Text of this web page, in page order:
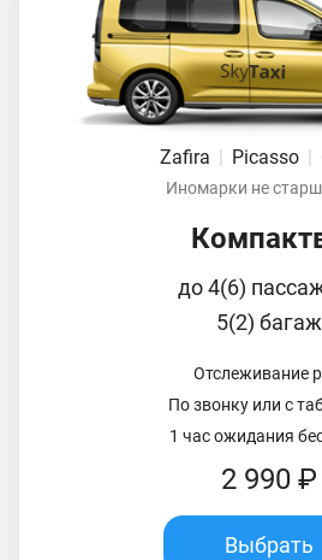
Zafira | Picasso |
Иномарки не
до 4(6)
5(2)
Отслеживание
По звонку или с
1 час ожидания
2 990 ₽
Выбрать